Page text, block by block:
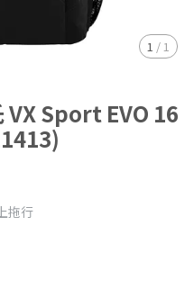
1 / 1
Sport EVO 16
拖行